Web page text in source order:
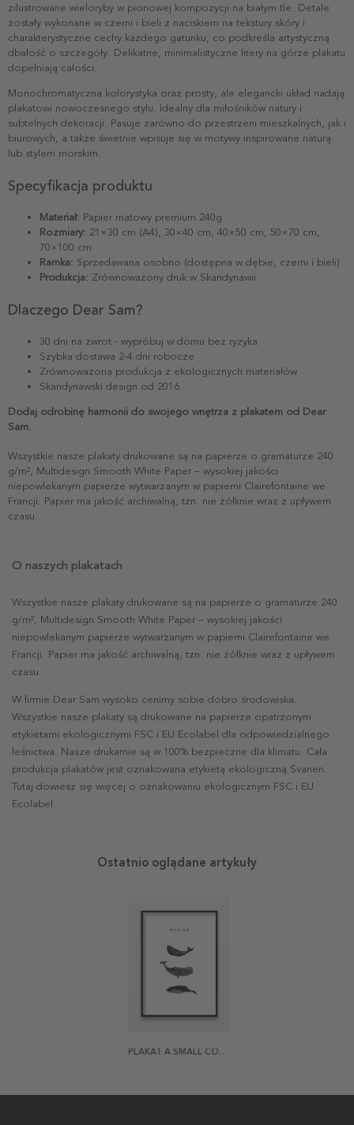
zilustrowane wieloryby w pionowej kompozycji na białym tle. Detale
zostały wykonane w czerni i bieli z naciskiem na tekstury skóry i
charakterystyczne cechy każdego gatunku, co podkreśla artystyczną
dbałość o szczegóły. Delikatne, minimalistyczne litery na górze plakatu
dopełniają całości.
Monochromatyczna kolorystyka oraz prosty, ale elegancki układ nadają
plakatowi nowoczesnego stylu. Idealny dla miłośników natury i
subtelnych dekoracji. Pasuje zarówno do przestrzeni mieszkalnych, jak i
biurowych, a także świetnie wpisuje się w motywy inspirowane naturą
lub stylem morskim.
Specyfikacja produktu
Materiał: Papier matowy premium 240g
Rozmiary: 21×30 cm (A4), 30×40 cm, 40×50 cm, 50×70 cm,
70×100 cm
Ramka: Sprzedawana osobno (dostępna w dębie, czerni i bieli)
Produkcja: Zrównoważony druk w Skandynawii
Dlaczego Dear Sam?
30 dni na zwrot - wypróbuj w domu bez ryzyka
Szybka dostawa 2-4 dni robocze
Zrównoważona produkcja z ekologicznych materiałów
Skandynawski design od 2016
Dodaj odrobinę harmonii do swojego wnętrza z plakatem od Dear
Sam.
Wszystkie nasze plakaty drukowane są na papierze o gramaturze 240
g/m², Multidesign Smooth White Paper – wysokiej jakości
niepowlekanym papierze wytwarzanym w papierni Clairefontaine we
Francji. Papier ma jakość archiwalną, tzn. nie żółknie wraz z upływem
czasu.
O naszych plakatach
Wszystkie nasze plakaty drukowane są na papierze o gramaturze 240
g/m², Multidesign Smooth White Paper – wysokiej jakości
niepowlekanym papierze wytwarzanym w papierni Clairefontaine we
Francji. Papier ma jakość archiwalną, tzn. nie żółknie wraz z upływem
czasu.
W firmie Dear Sam wysoko cenimy sobie dobro środowiska.
Wszystkie nasze plakaty są drukowane na papierze opatrzonym
etykietami ekologicznymi FSC i EU Ecolabel dla odpowiedzialnego
leśnictwa. Nasze drukarnie są w 100% bezpieczne dla klimatu. Cała
produkcja plakatów jest oznakowana etykietą ekologiczną Svanen.
Tutaj dowiesz się więcej o oznakowaniu ekologicznym FSC i EU
Ecolabel.
Ostatnio oglądane artykuły
PLAKAT A SMALL COLLECTION OF WHALES